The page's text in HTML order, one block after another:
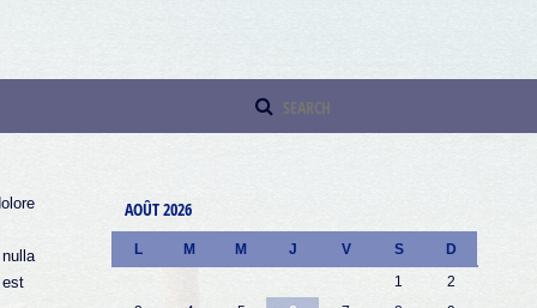
est
AOÛT 2026
L M M J V S
D
1
2